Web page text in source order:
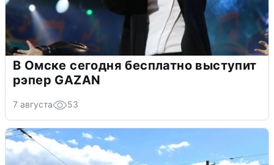
В Омске сегодня бесплатно выступит
рэпер GAZAN
7 августа 53